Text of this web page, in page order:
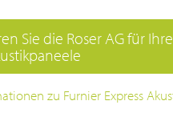
Sie die Roser AG für
zu Furnier Express